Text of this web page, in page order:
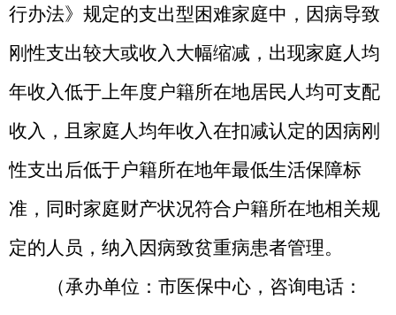
行办法》规定的支出型困难家庭中，因病导致
刚性支出较大或收入大幅缩减，出现家庭人均
年收入低于上年度户籍所在地居民人均可支配
收入，且家庭人均年收入在扣减认定的因病刚
性支出后低于户籍所在地年最低生活保障标
准，同时家庭财产状况符合户籍所在地相关规
定的人员，纳入因病致贫重病患者管理。
（承办单位：市医保中心，咨询电话：